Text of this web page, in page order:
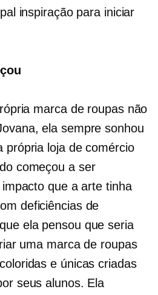
inspiração para iniciar
marca de roupas não
ela sempre sonhou
própria loja de comércio
começou a ser
que a arte tinha
deficiências de
ela pensou que seria
uma marca de roupas
e únicas criadas
seus alunos. Ela